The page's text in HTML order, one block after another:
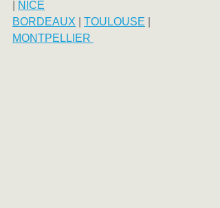
NICE
BORDEAUX
TOULOUSE
MONTPELLIER